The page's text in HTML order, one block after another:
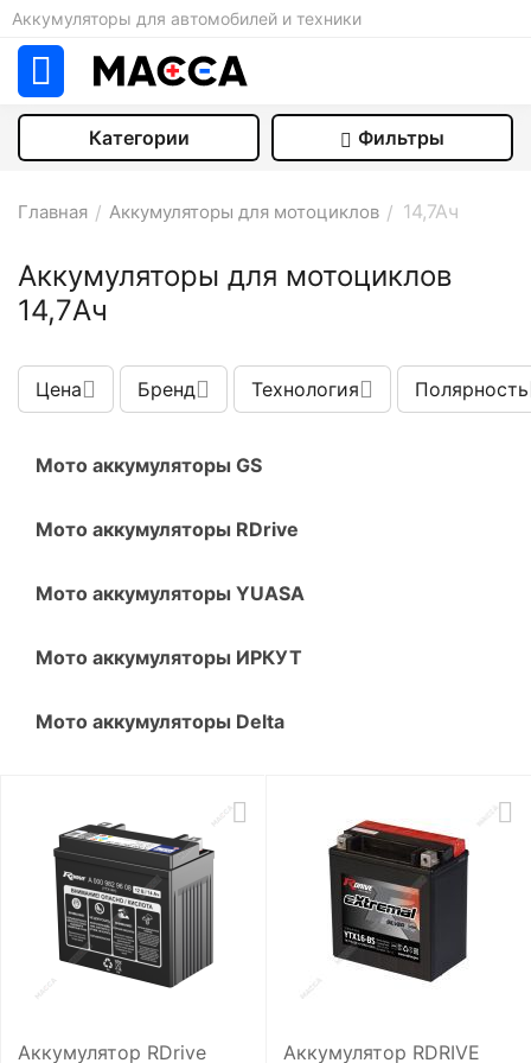
Аккумуляторы для автомобилей и техники
Категории Фильтры
Аккумуляторы для мотоциклов
14,7Aч
Главная / Аккумуляторы для мотоциклов / 14,7Aч
Цена Бренд Технология Полярность
Мото аккумуляторы GS
Мото аккумуляторы RDrive
Мото аккумуляторы YUASA
Мото аккумуляторы ИРКУТ
Мото аккумуляторы Delta
Аккумулятор RDrive
Аккумулятор RDRIVE